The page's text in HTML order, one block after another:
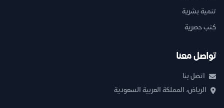
تنمية بشرية
كتب حصرية
تواصل معنا
اتصل بنا
الرياض، المملكة العربية السعودية